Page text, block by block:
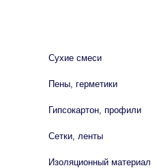
Сухие смеси
Пены, герметики
Гипсокартон, профили
Сетки, ленты
Изоляционный материал